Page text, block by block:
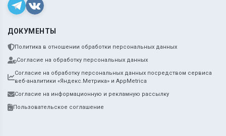
ДОКУМЕНТЫ
Политика в отношении обработки персональных данных
Согласие на обработку персональных данных
Согласие на обработку персональных данных посредством сервиса
веб-аналитики «Яндекс.Метрика» и AppMetrica
Согласие на информационную и рекламную рассылку
Пользовательское соглашение